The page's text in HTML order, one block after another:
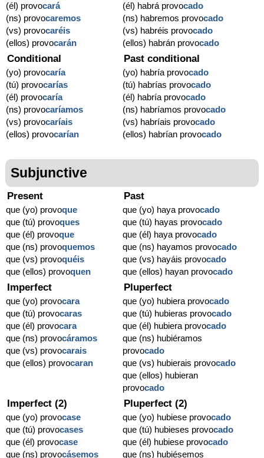
(él) provocará
(ns) provocaremos
(vs) provocaréis
(ellos) provocarán
(él) habrá provocado
(ns) habremos provocado
(vs) habréis provocado
(ellos) habrán provocado
Conditional
(yo) provocaría
(tú) provocarías
(él) provocaría
(ns) provocaríamos
(vs) provocaríais
(ellos) provocarían
Past conditional
(yo) habría provocado
(tú) habrías provocado
(él) habría provocado
(ns) habríamos provocado
(vs) habríais provocado
(ellos) habrían provocado
Subjunctive
Present
que (yo) provoque
que (tú) provoques
que (él) provoque
que (ns) provoquemos
que (vs) provoquéis
que (ellos) provoquen
Past
que (yo) haya provocado
que (tú) hayas provocado
que (él) haya provocado
que (ns) hayamos provocado
que (vs) hayáis provocado
que (ellos) hayan provocado
Imperfect
que (yo) provocara
que (tú) provocaras
que (él) provocara
que (ns) provocáramos
que (vs) provocarais
que (ellos) provocaran
Pluperfect
que (yo) hubiera provocado
que (tú) hubieras provocado
que (él) hubiera provocado
que (ns) hubiéramos
provocado
que (vs) hubierais provocado
que (ellos) hubieran
provocado
Imperfect (2)
que (yo) provocase
que (tú) provocases
que (él) provocase
que (ns) provocásemos
Pluperfect (2)
que (yo) hubiese provocado
que (tú) hubieses provocado
que (él) hubiese provocado
que (ns) hubiésemos